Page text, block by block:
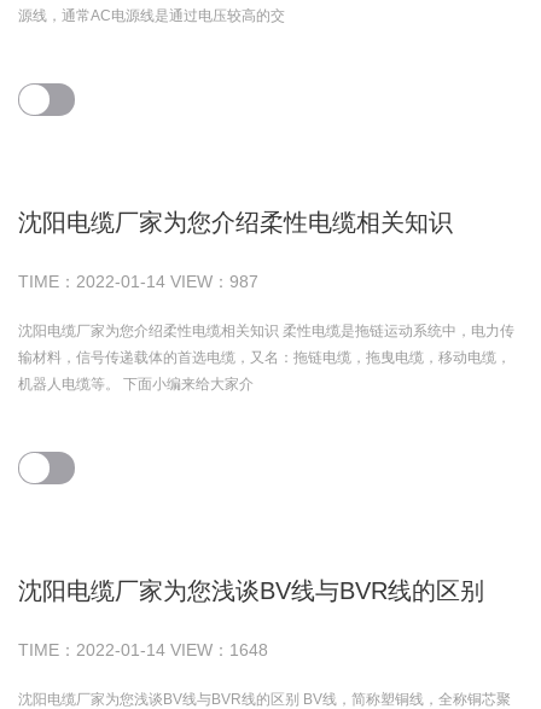
源线，通常AC电源线是通过电压较高的交
沈阳电缆厂家为您介绍柔性电缆相关知识
TIME： 2022-01-14 VIEW： 987
沈阳电缆厂家为您介绍柔性电缆相关知识 柔性电缆是拖链运动系统中，电力传
输材料，信号传递载体的首选电缆，又名：拖链电缆，拖曳电缆，移动电缆，
机器人电缆等。 下面小编来给大家介
沈阳电缆厂家为您浅谈BV线与BVR线的区别
TIME： 2022-01-14 VIEW： 1648
沈阳电缆厂家为您浅谈BV线与BVR线的区别 BV线，简称塑铜线，全称铜芯聚